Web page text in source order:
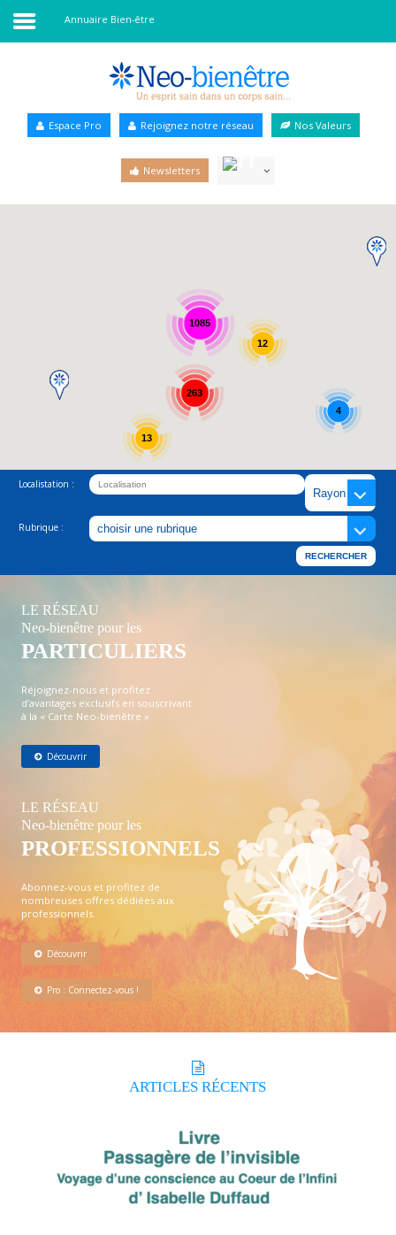
Annuaire Bien-être
Annuaire Bien-être
Espace Pro Rejoignez notre réseau Nos Valeurs
Newsletters
1085
13
263
4
12
Localistation :
Rubrique :
LE RÉSEAU
Neo-bienêtre pour les
PARTICULIERS
Réjoignez-nous et profitez
d’avantages exclusifs en souscrivant
à la « Carte Neo-bienêtre »
Découvrir
LE RÉSEAU
Neo-bienêtre pour les
PROFESSIONNELS
Abonnez-vous et profitez de
nombreuses offres dédiées aux
professionnels.
Découvrir
Pro : Connectez-vous !
ARTICLES RÉCENTS